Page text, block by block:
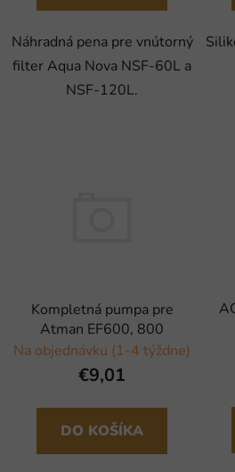
Náhradná pena pre vnútorný
filter Aqua Nova NSF-60L a
NSF-120L.
Kompletná pumpa pre
Atman EF600, 800
Na objednávku (1-4 týždne)
€9,01
DO KOŠÍKA